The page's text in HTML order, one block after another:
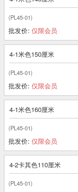
(PL45-01)
批发价: 仅限会员
4-1米色150厘米
(PL45-01)
批发价: 仅限会员
4-1米色160厘米
(PL45-01)
批发价: 仅限会员
4-2卡其色110厘米
(PL45-01)